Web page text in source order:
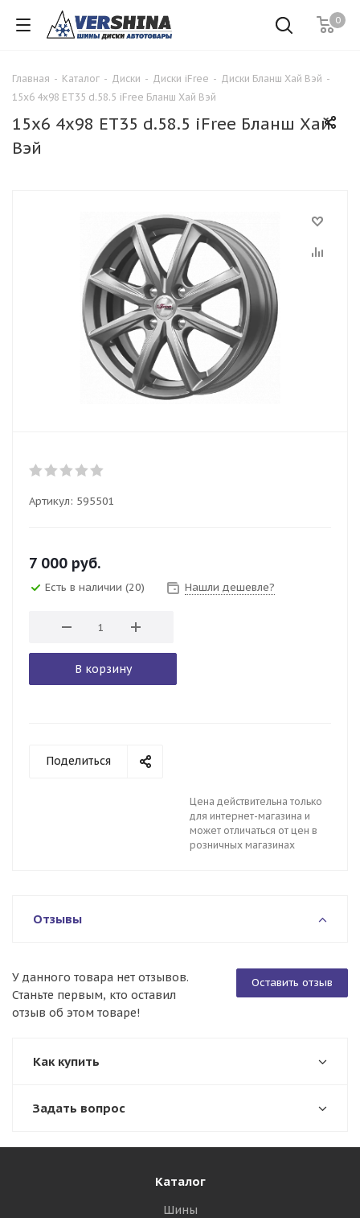
0
Главная - Каталог - Диски - Диски iFree - Диски Бланш Хай Вэй -
15x6 4x98 ET35 d.58.5 iFree Бланш Хай Вэй
15x6 4x98 ET35 d.58.5 iFree Бланш Хай
Вэй
Артикул: 595501
7 000 руб.
Есть в наличии (20) Нашли дешевле?
В корзину
Поделиться
Цена действительна только
для интернет-магазина и
может отличаться от цен в
розничных магазинах
Отзывы
Оставить отзыв
У данного товара нет отзывов.
Станьте первым, кто оставил
отзыв об этом товаре!
Как купить
Задать вопрос
Каталог
Шины